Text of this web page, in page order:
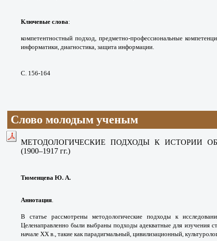
Ключевые слова:
компетентностный подход, предметно-профессиональные
информатики, диагностика, защита информации.
С. 156-164
Слово молодым ученым
МЕТОДОЛОГИЧЕСКИЕ ПОДХОДЫ К ИСТОРИИ
(1900–1917 гг.)
Тюменцева Ю. А.
Аннотация.
В статье рассмотрены методологические подходы к
Целенаправленно были выбраны подходы адекватные для изучения
начале XX в., такие как парадигмальный, цивилизационный,